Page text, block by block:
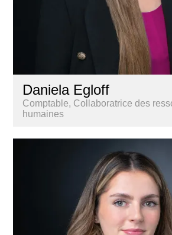
Daniela Egloff
Comptable, Collaboratrice des
humaines